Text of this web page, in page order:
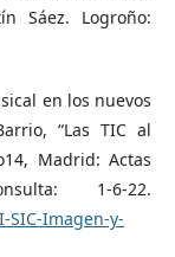
Sáez. Logroño:
en los nuevos
“Las TIC al
Madrid: Actas
1-6-22.
SIC-Imagen-y-